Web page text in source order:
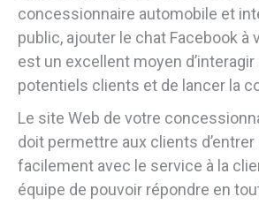
concessionnaire automobile et
public, ajouter le chat Facebook à
est un excellent moyen d’interagir
potentiels clients et de lancer la
Le site Web de votre
doit permettre aux clients
facilement avec le service à la
équipe de pouvoir répondre en